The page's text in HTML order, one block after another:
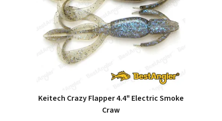
Keitech Crazy Flapper 4.4" Electric Smoke
Craw